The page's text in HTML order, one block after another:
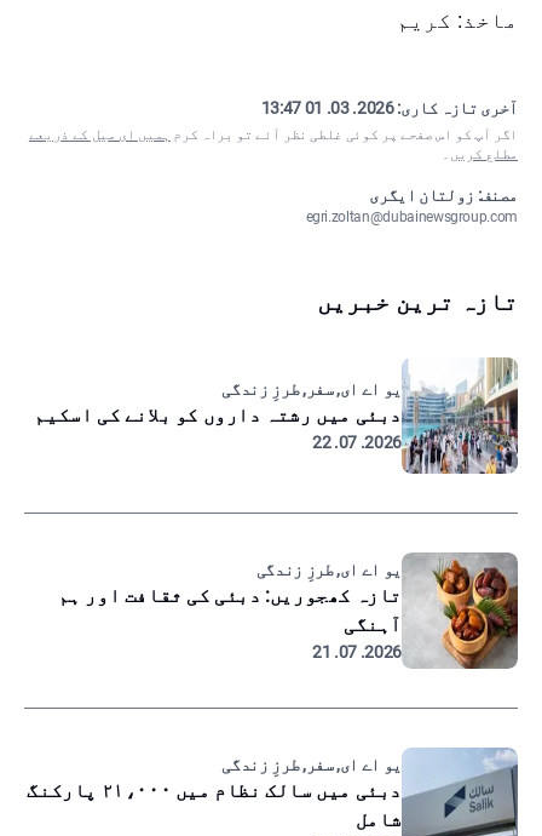
ماخذ: کریم
آخری تازہ کاری:2026. 03. 01 13:47
اگر آپ کو اس صفحے پر کوئی غلطی نظر آئے تو براہ کرم ہمیں ای میل کے ذریعے
مطلع کریں ۔
مصنف: زولتان ایگری
egri.zoltan@dubainewsgroup.com
تازہ ترین خبریں
یو اے ای, سفر, طرزِ زندگی
دبئی میں رشتہ داروں کو بلانے کی اسکیم
2026. 07. 22
یو اے ای, طرزِ زندگی
تازہ کھجوریں: دبئی کی ثقافت اور ہم
آہنگی
2026. 07. 21
یو اے ای, سفر, طرزِ زندگی
دبئی میں سالک نظام میں ۲۱،۰۰۰ پارکنگ
شامل